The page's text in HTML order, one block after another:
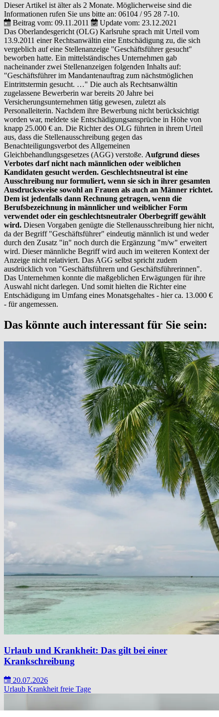
Dieser Artikel ist älter als 2 Monate. Möglicherweise sind die
Informationen rufen Sie uns bitte an: 06104 / 95 28 7-10.
Beitrag vom: 09.11.2011
Update vom: 23.12.2021
Das Oberlandesgericht (OLG) Karlsruhe sprach mit Urteil vom
13.9.2011 einer Rechtsanwältin eine Entschädigung zu, die sich
vergeblich auf eine Stellenanzeige "Geschäftsführer gesucht"
beworben hatte. Ein mittelständisches Unternehmen gab
nacheinander zwei Stellenanzeigen folgenden Inhalts auf:
"Geschäftsführer im Mandantenauftrag zum nächstmöglichen
Eintrittstermin gesucht. …" Die auch als Rechtsanwältin
zugelassene Bewerberin war bereits 20 Jahre bei
Versicherungsunternehmen tätig gewesen, zuletzt als
Personalleiterin. Nachdem ihre Bewerbung nicht berücksichtigt
worden war, meldete sie Entschädigungsansprüche in Höhe von
knapp 25.000 € an. Die Richter des OLG führten in ihrem Urteil
aus, dass die Stellenausschreibung gegen das
Benachteiligungsverbot des Allgemeinen
Gleichbehandlungsgesetzes (AGG) verstoße. Aufgrund dieses
Verbotes darf nicht nach männlichen oder weiblichen
Kandidaten gesucht werden. Geschlechtsneutral ist eine
Ausschreibung nur formuliert, wenn sie sich in ihrer gesamten
Ausdrucksweise sowohl an Frauen als auch an Männer richtet.
Dem ist jedenfalls dann Rechnung getragen, wenn die
Berufsbezeichnung in männlicher und weiblicher Form
verwendet oder ein geschlechtsneutraler Oberbegriff gewählt
wird. Diesen Vorgaben genügte die Stellenausschreibung hier nicht,
da der Begriff "Geschäftsführer" eindeutig männlich ist und weder
durch den Zusatz "in" noch durch die Ergänzung "m/w" erweitert
wird. Dieser männliche Begriff wird auch im weiteren Kontext der
Anzeige nicht relativiert. Das AGG selbst spricht zudem
ausdrücklich von "Geschäftsführern und Geschäftsführerinnen".
Das Unternehmen konnte die maßgeblichen Erwägungen für ihre
Auswahl nicht darlegen. Und somit hielten die Richter eine
Entschädigung im Umfang eines Monatsgehaltes - hier ca. 13.000 €
- für angemessen.
Das könnte auch interessant für Sie sein:
Urlaub und Krankheit: Das gilt bei einer
Krankschreibung
20.07.2026
Urlaub Krankheit freie Tage